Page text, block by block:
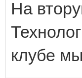
На
клубе